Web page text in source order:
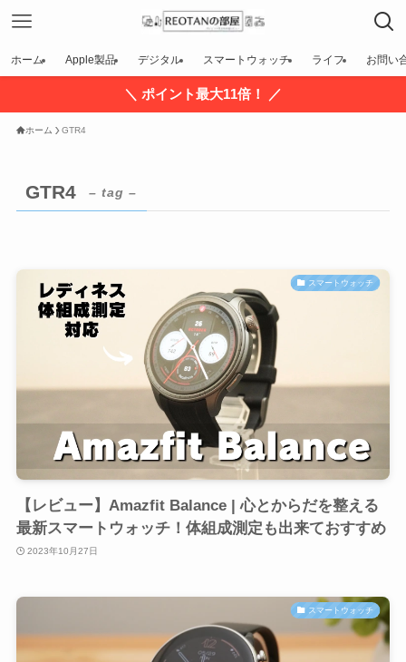
ホーム Apple製品 デジタル スマートウォッチ ライフ お問い
＼ ポイント最大11倍！ ／
ホーム GTR4
GTR4 – tag –
スマートウォッチ
【レビュー】Amazfit Balance | 心とからだを整える
最新スマートウォッチ！体組成測定も出来ておすすめ
2023年10月27日
スマートウォッチ